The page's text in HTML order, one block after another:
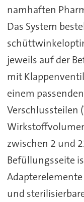
namhaften
Das System
jeweils auf der
mit
einem
Verschlussteilen
zwischen 2 und
Befüllungsseite
und